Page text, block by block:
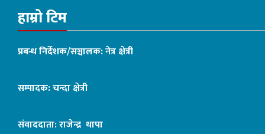
हाम्रो टिम
प्रबन्ध निर्देशक/सञ्चालक: नेत्र क्षेत्री
सम्पादक: चन्दा क्षेत्री
संवाददाता: राजेन्द्र थापा